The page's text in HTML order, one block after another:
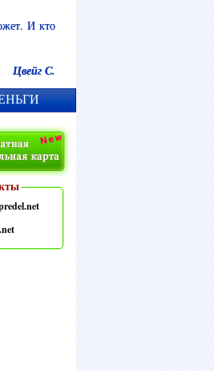
И кто
Цвейг С.